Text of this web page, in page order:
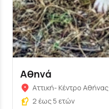
Αθηνά
Αττική- Κέντρο Αθήνας
2 έως 5 ετών